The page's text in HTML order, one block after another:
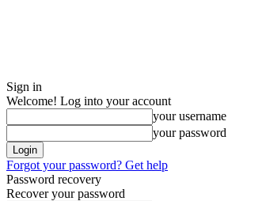
Sign in
Welcome! Log into your account
your username
your password
Forgot your password? Get help
Password recovery
Recover your password